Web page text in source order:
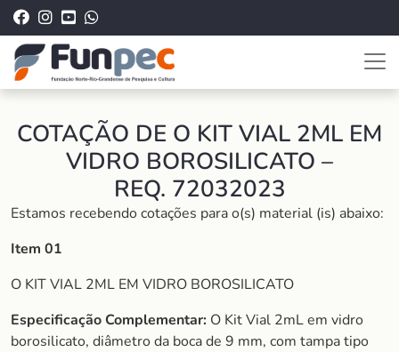
COTAÇÃO DE O KIT VIAL 2ML EM
VIDRO BOROSILICATO –
REQ. 72032023
Estamos recebendo cotações para o(s) material (is) abaixo:
Item 01
O KIT VIAL 2ML EM VIDRO BOROSILICATO
Especificação Complementar: O Kit Vial 2mL em vidro
borosilicato, diâmetro da boca de 9 mm, com tampa tipo